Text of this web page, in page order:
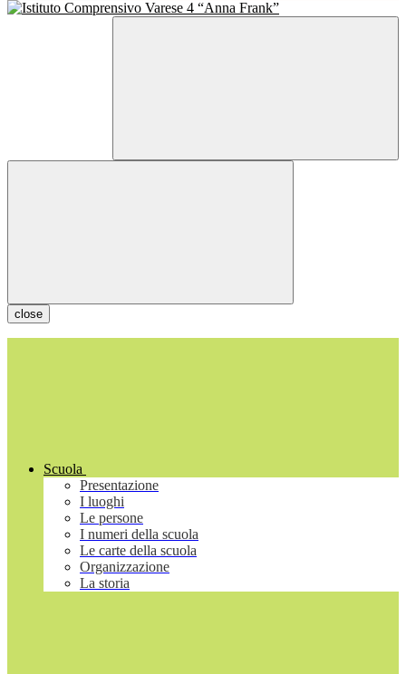
close
Scuola
Presentazione
I luoghi
Le persone
I numeri della scuola
Le carte della scuola
Organizzazione
La storia